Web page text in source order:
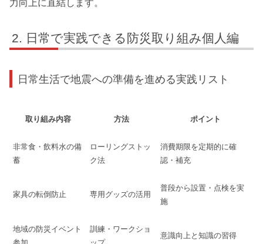
力向上に直結します。
日常で実践できる防災取り組み個人編
日常生活で地震への準備を進める実践リスト
取り組み内容 方法 ポイント
非常食・飲料水の備
蓄
ローリングストッ
ク法
消費期限を定期的に確
認・補充
家具の転倒防止 専用グッズの活用
普段から設置・点検を実
施
地域の防災イベント
訓練・ワークショ
意識向上と知識の習得